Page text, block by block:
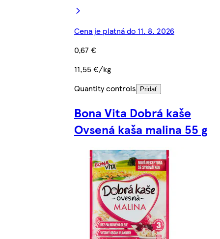
Cena je platná do 11. 8. 2026
0,67 €
11,55 €/kg
Quantity controls
Pridať
Bona Vita Dobrá kaše
Ovsená kaša malina 55 g